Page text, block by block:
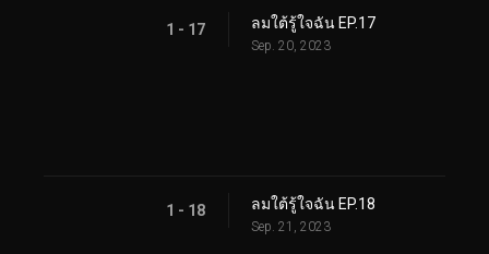
1 - 17 ลมใต้รู้ใจฉัน EP.17
Sep. 20, 2023
1 - 18 ลมใต้รู้ใจฉัน EP.18
Sep. 21, 2023